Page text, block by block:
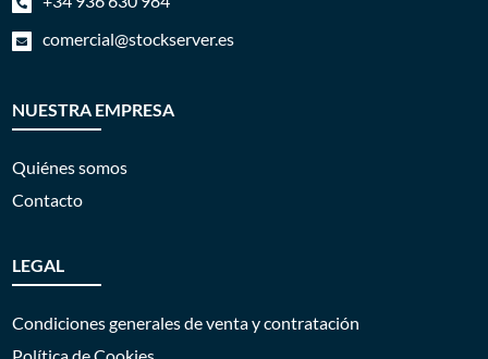

 comercial@stockserver.es
NUESTRA EMPRESA
Quiénes somos
Contacto
LEGAL
Condiciones generales de venta y contratación
Política de Cookies